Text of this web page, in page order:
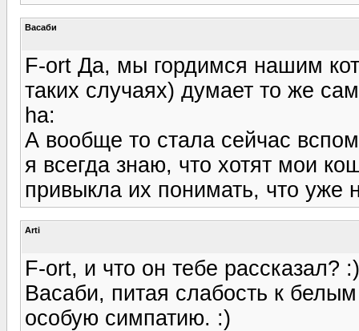
Васаби
F-ort Да, мы гордимся нашим
таких случаях) думает то же
ha:
А вообще то стала сейчас
я всегда знаю, что хотят мои
привыкла их понимать, что уже
Arti
F-ort, и что он тебе рассказал? :)
Васаби, питая слабость к
особую симпатию. :)